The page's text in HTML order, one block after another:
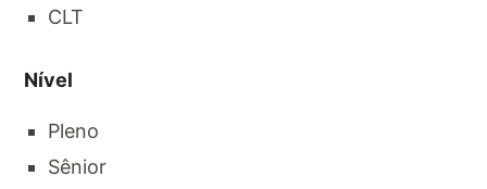
CLT
Nível
Pleno
Sênior